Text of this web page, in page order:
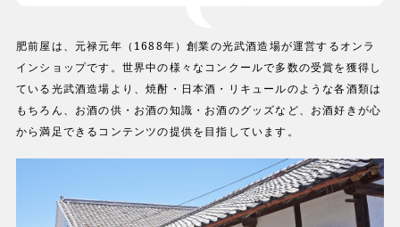
肥前屋は、元禄元年（1688年）創業の光武酒造場が運営するオンラ
インショップです。世界中の様々なコンクールで多数の受賞を獲得し
ている光武酒造場より、焼酎・日本酒・リキュールのような各酒類は
もちろん、お酒の供・お酒の知識・お酒のグッズなど、お酒好きが心
から満足できるコンテンツの提供を目指しています。